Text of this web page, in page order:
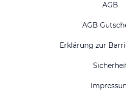
AGB
AGB
Erklärung zur